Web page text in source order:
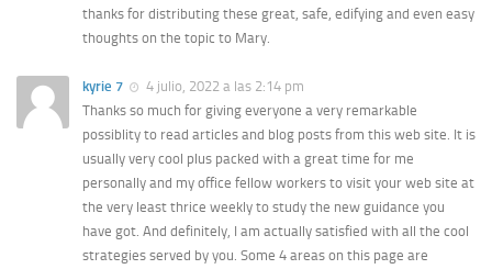
thanks for distributing these great, safe, edifying and even easy
thoughts on the topic to Mary.
kyrie 7
4 julio, 2022 a las 2:14 pm
Thanks so much for giving everyone a very remarkable
possiblity to read articles and blog posts from this web site. It is
usually very cool plus packed with a great time for me
personally and my office fellow workers to visit your web site at
the very least thrice weekly to study the new guidance you
have got. And definitely, I am actually satisfied with all the cool
strategies served by you. Some 4 areas on this page are